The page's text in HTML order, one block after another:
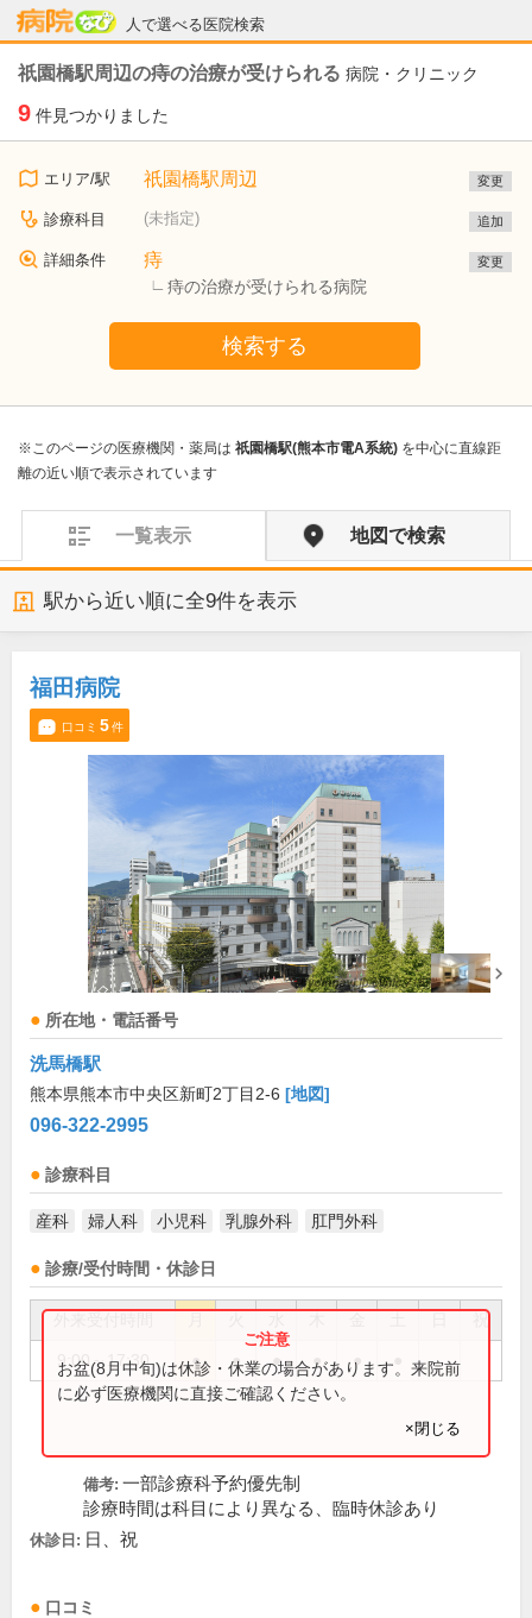
人で選べる医院検索
病院なび
祇園橋駅周辺の痔の治療が受けられる 病院・クリニック
9 件見つかりました
エリア/駅 祇園橋駅周辺 変更
診療科目 (未指定) 追加
詳細条件 痔
痔の治療が受けられる病院
変更
検索する
※このページの医療機関・薬局は 祇園橋駅(熊本市電A系統) を中心に直線距
離の近い順で表示されています
一覧表示 地図で検索
駅から近い順に全9件を表示
福田病院
口コミ 5件
所在地・電話番号
洗馬橋駅
熊本県熊本市中央区新町2丁目2-6 [地図]
096-322-2995
診療科目
産科 婦人科 小児科 乳腺外科 肛門外科
診療/受付時間・休診日
祝
9:00～17:30 ● ● ● ● ●
お盆(8月中旬)は休診・休業の場合があります。来院前
に必ず医療機関に直接ご確認ください。
×閉じる
備考: 一部診療科予約優先制
診療時間は科目により異なる、臨時休診あり
休診日: 日、祝
口コミ